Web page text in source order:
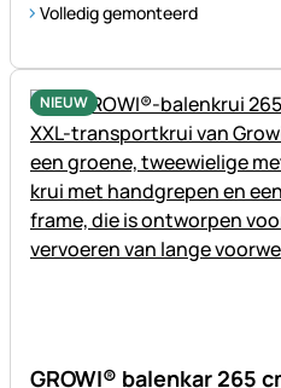
Volledig gemonteerd
NIEUW
GROWI® balenkar 265